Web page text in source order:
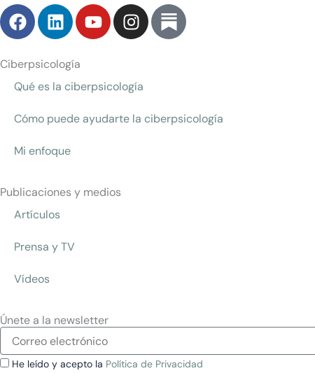
F
a
c
e
b
o
o
L
i
n
k
e
i
Y
o
u
u
b
e
I
n
s
a
g
r
Ciberpsicología
Qué es la ciberpsicología
Cómo puede ayudarte la ciberpsicología
Mi enfoque
Publicaciones y medios
Artículos
Prensa y TV
Vídeos
Únete a la newsletter
Correo
electrónico
Política
He leído y acepto la Política de Privacidad